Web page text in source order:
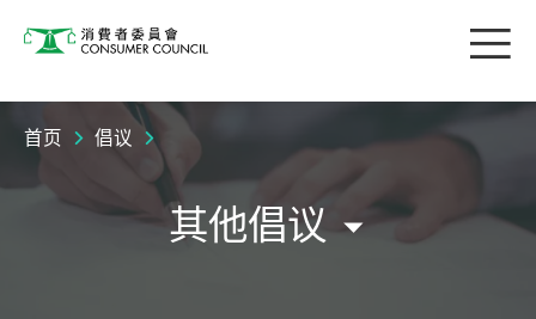
消费者委员会 目
首页 倡议
其他倡议